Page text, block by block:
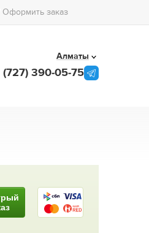
Оформить заказ
Алматы
(727) 390-05-75